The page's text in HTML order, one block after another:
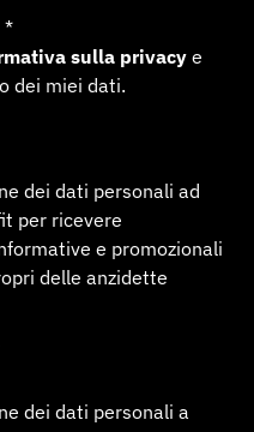
*
sulla privacy e
dei miei dati.
dei dati personali ad
per ricevere
e promozionali
delle anzidette
dei dati personali a